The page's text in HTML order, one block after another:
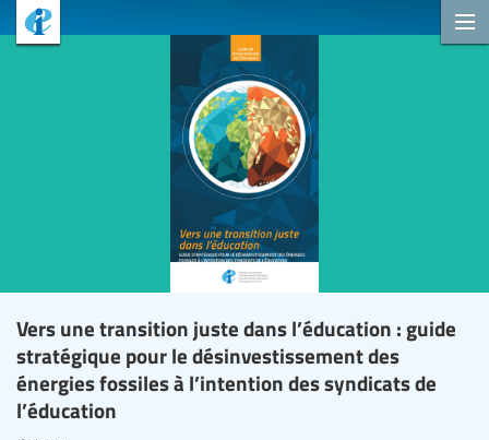
Vers une transition juste dans l’éducation : guide
stratégique pour le désinvestissement des
énergies fossiles à l’intention des syndicats de
l’éducation